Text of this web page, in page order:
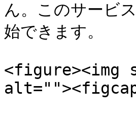
ん。このサービ
始できます。
<figure><img